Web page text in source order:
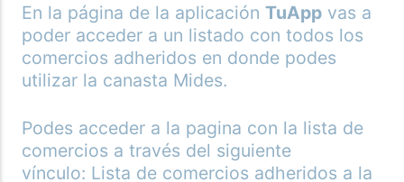
En la página de la aplicación TuAppvas a
poder acceder a un listado con todos los
comercios adheridos en donde podes
utilizar la canasta Mides.
Podes acceder a la pagina con la lista de
comercios a través del siguiente
vínculo: Lista de comercios adheridos a la